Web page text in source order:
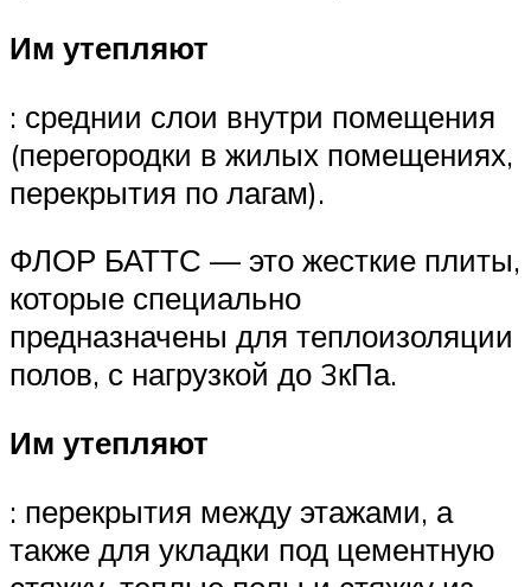
Им утепляют
: среднии слои внутри помещения
(перегородки в жилых помещениях,
перекрытия по лагам).
ФЛОР БАТТС — это жесткие плиты,
которые специально
предназначены для теплоизоляции
полов, с нагрузкой до 3кПа.
Им утепляют
: перекрытия между этажами, а
также для укладки под цементную